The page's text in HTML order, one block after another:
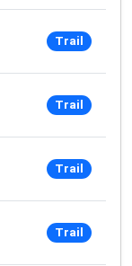
Trail
Trail
Trail
Trail